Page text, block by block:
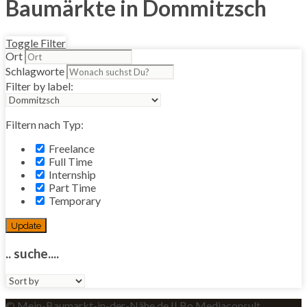
Baumärkte in Dommitzsch
Toggle Filter
Ort
Schlagworte
Filter by label:
Filtern nach Typ:
Freelance
Full Time
Internship
Part Time
Temporary
Update
.. suche....
Sort